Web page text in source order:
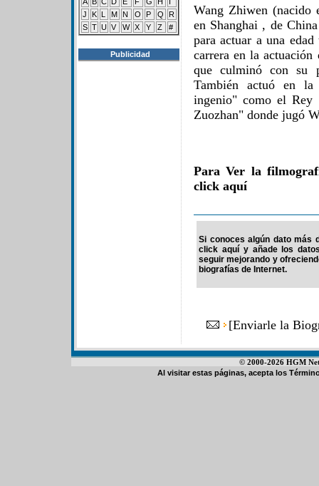
J
K L M N O P Q
R
S T U V W X Y Z #
Publicidad
Wang Zhiwen (nacido
en Shanghai , de
para actuar a una
carrera en la
que culminó con su
También actuó en
ingenio" como el
Zuozhan" donde jugó
Para Ver la
click aquí
Si conoces algún dato más
click aquí y añade los
seguir mejorando y
biografías de Internet.
[Enviarle la
© 2000-2026 HGM
Al visitar estas páginas, acepta los